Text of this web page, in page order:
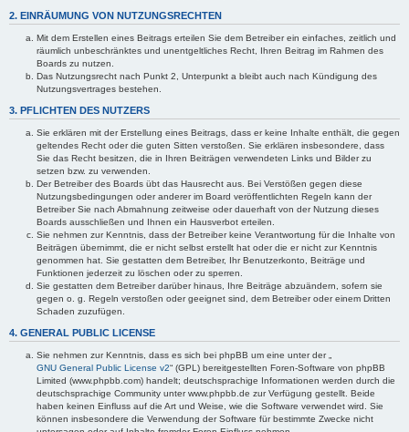
2. EINRÄUMUNG VON NUTZUNGSRECHTEN
Mit dem Erstellen eines Beitrags erteilen Sie dem Betreiber ein einfaches, zeitlich und
räumlich unbeschränktes und unentgeltliches Recht, Ihren Beitrag im Rahmen des
Boards zu nutzen.
Das Nutzungsrecht nach Punkt 2, Unterpunkt a bleibt auch nach Kündigung des
Nutzungsvertrages bestehen.
3. PFLICHTEN DES NUTZERS
Sie erklären mit der Erstellung eines Beitrags, dass er keine Inhalte enthält, die gegen
geltendes Recht oder die guten Sitten verstoßen. Sie erklären insbesondere, dass
Sie das Recht besitzen, die in Ihren Beiträgen verwendeten Links und Bilder zu
setzen bzw. zu verwenden.
Der Betreiber des Boards übt das Hausrecht aus. Bei Verstößen gegen diese
Nutzungsbedingungen oder anderer im Board veröffentlichten Regeln kann der
Betreiber Sie nach Abmahnung zeitweise oder dauerhaft von der Nutzung dieses
Boards ausschließen und Ihnen ein Hausverbot erteilen.
Sie nehmen zur Kenntnis, dass der Betreiber keine Verantwortung für die Inhalte von
Beiträgen übernimmt, die er nicht selbst erstellt hat oder die er nicht zur Kenntnis
genommen hat. Sie gestatten dem Betreiber, Ihr Benutzerkonto, Beiträge und
Funktionen jederzeit zu löschen oder zu sperren.
Sie gestatten dem Betreiber darüber hinaus, Ihre Beiträge abzuändern, sofern sie
gegen o. g. Regeln verstoßen oder geeignet sind, dem Betreiber oder einem Dritten
Schaden zuzufügen.
4. GENERAL PUBLIC LICENSE
Sie nehmen zur Kenntnis, dass es sich bei phpBB um eine unter der „
GNU General Public License v2“ (GPL) bereitgestellten Foren-Software von phpBB
Limited (www.phpbb.com) handelt; deutschsprachige Informationen werden durch die
deutschsprachige Community unter www.phpbb.de zur Verfügung gestellt. Beide
haben keinen Einfluss auf die Art und Weise, wie die Software verwendet wird. Sie
können insbesondere die Verwendung der Software für bestimmte Zwecke nicht